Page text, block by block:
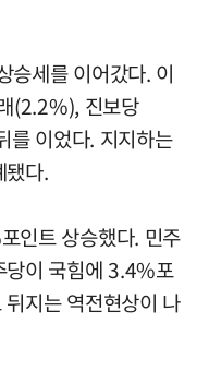
승세를 이어갔다. 이
(2.2%), 진보당
이었다. 지지하는
다.
인트 상승했다. 민주
이 국힘에 3.4%포
지는 역전현상이 나